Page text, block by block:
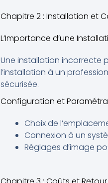
Chapitre 2 : Installation et
L’Importance d’une
Une installation incorrecte
l’installation à un
sécurisée.
Configuration et
Choix de
Connexion à un
Réglages d’image